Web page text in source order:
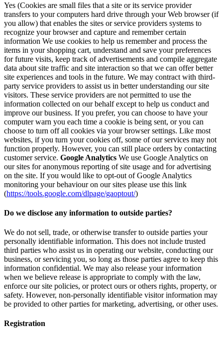
Yes (Cookies are small files that a site or its service provider
transfers to your computers hard drive through your Web browser (if
you allow) that enables the sites or service providers systems to
recognize your browser and capture and remember certain
information We use cookies to help us remember and process the
items in your shopping cart, understand and save your preferences
for future visits, keep track of advertisements and compile aggregate
data about site traffic and site interaction so that we can offer better
site experiences and tools in the future. We may contract with third-
party service providers to assist us in better understanding our site
visitors. These service providers are not permitted to use the
information collected on our behalf except to help us conduct and
improve our business. If you prefer, you can choose to have your
computer warn you each time a cookie is being sent, or you can
choose to turn off all cookies via your browser settings. Like most
websites, if you turn your cookies off, some of our services may not
function properly. However, you can still place orders by contacting
customer service. Google Analytics We use Google Analytics on
our sites for anonymous reporting of site usage and for advertising
on the site. If you would like to opt-out of Google Analytics
monitoring your behaviour on our sites please use this link
(https://tools.google.com/dlpage/gaoptout/)
Do we disclose any information to outside parties?
We do not sell, trade, or otherwise transfer to outside parties your
personally identifiable information. This does not include trusted
third parties who assist us in operating our website, conducting our
business, or servicing you, so long as those parties agree to keep this
information confidential. We may also release your information
when we believe release is appropriate to comply with the law,
enforce our site policies, or protect ours or others rights, property, or
safety. However, non-personally identifiable visitor information may
be provided to other parties for marketing, advertising, or other uses.
Registration